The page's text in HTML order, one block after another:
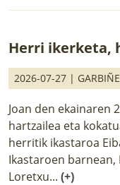
Herri ikerketa,
2026-07-27 |
Joan den ekainaren
hartzailea eta
herritik ikastaroa
Ikastaroen
Loretxu... (+)